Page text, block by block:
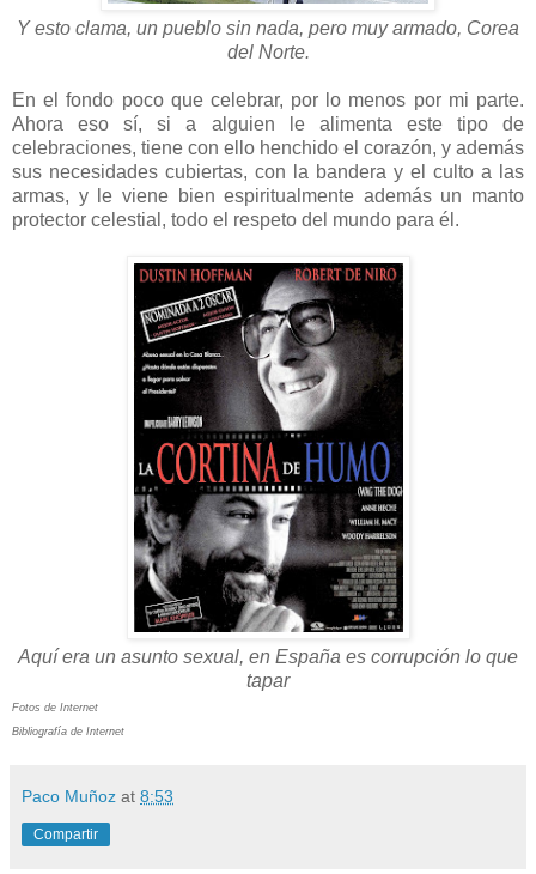
Y esto clama, un pueblo sin nada, pero muy armado, Corea
del Norte.
En el fondo poco que celebrar, por lo menos por mi parte.
Ahora eso sí, si a alguien le alimenta este tipo de
celebraciones, tiene con ello henchido el corazón, y además
sus necesidades cubiertas, con la bandera y el culto a las
armas, y le viene bien espiritualmente además un manto
protector celestial, todo el respeto del mundo para él.
Aquí era un asunto sexual, en España es corrupción lo que
tapar
Fotos de Internet
Bibliografía de Internet
Paco Muñoz at 8:53
Compartir